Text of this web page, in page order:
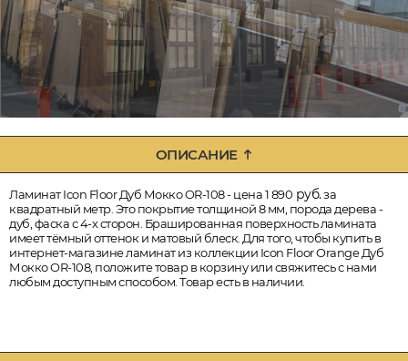
ОПИСАНИЕ
Ламинат Icon Floor Дуб Мокко OR-108 - цена 1 890 руб.за
квадратный метр. Это покрытие толщиной 8 мм, порода дерева -
дуб, фаска с 4-х сторон. Брашированная поверхность ламината
имеет тёмный оттенок и матовый блеск. Для того, чтобы купить в
интернет-магазине ламинат из коллекции Icon Floor Orange Дуб
Мокко OR-108, положите товар в корзину или свяжитесь с нами
любым доступным способом. Товар есть в наличии.